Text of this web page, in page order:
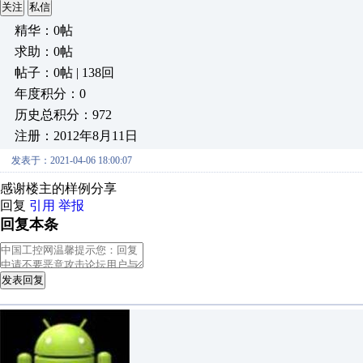
关注 私信
精华：0帖
求助：0帖
帖子：0帖 | 138回
年度积分：0
历史总积分：972
注册：2012年8月11日
发表于：2021-04-06 18:00:07
感谢楼主的样例分享
回复 引用 举报
回复本条
发表回复